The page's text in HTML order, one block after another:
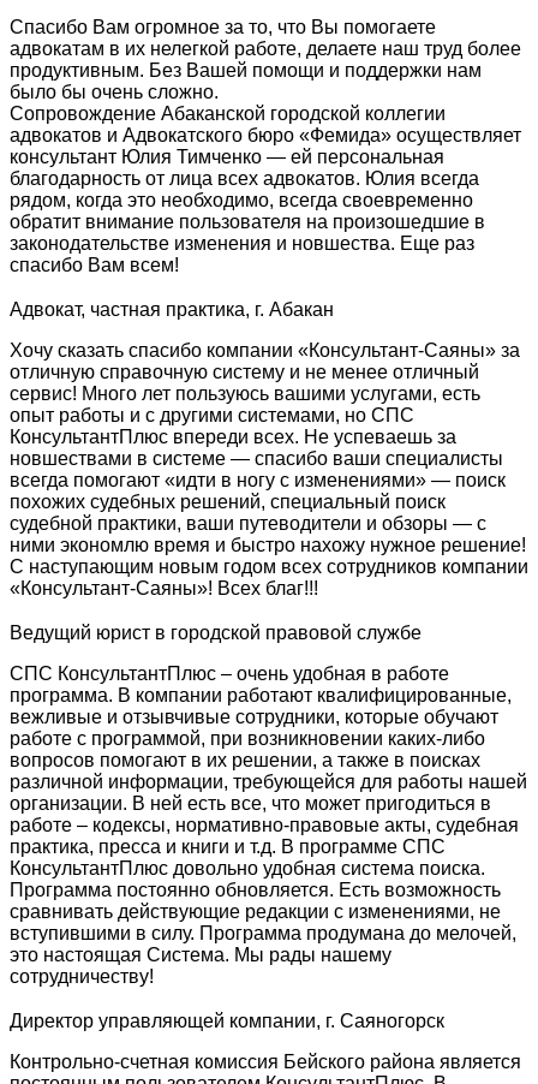
Спасибо Вам огромное за то, что Вы помогаете
адвокатам в их нелегкой работе, делаете наш труд более
продуктивным. Без Вашей помощи и поддержки нам
было бы очень сложно.
Сопровождение Абаканской городской коллегии
адвокатов и Адвокатского бюро «Фемида» осуществляет
консультант Юлия Тимченко — ей персональная
благодарность от лица всех адвокатов. Юлия всегда
рядом, когда это необходимо, всегда своевременно
обратит внимание пользователя на произошедшие в
законодательстве изменения и новшества. Еще раз
спасибо Вам всем!
Адвокат, частная практика, г. Абакан
Хочу сказать спасибо компании «Консультант-Саяны» за
отличную справочную систему и не менее отличный
сервис! Много лет пользуюсь вашими услугами, есть
опыт работы и с другими системами, но СПС
КонсультантПлюс впереди всех. Не успеваешь за
новшествами в системе — спасибо ваши специалисты
всегда помогают «идти в ногу с изменениями» — поиск
похожих судебных решений, специальный поиск
судебной практики, ваши путеводители и обзоры — с
ними экономлю время и быстро нахожу нужное решение!
С наступающим новым годом всех сотрудников компании
«Консультант-Саяны»! Всех благ!!!
Ведущий юрист в городской правовой службе
СПС КонсультантПлюс – очень удобная в работе
программа. В компании работают квалифицированные,
вежливые и отзывчивые сотрудники, которые обучают
работе с программой, при возникновении каких-либо
вопросов помогают в их решении, а также в поисках
различной информации, требующейся для работы нашей
организации. В ней есть все, что может пригодиться в
работе – кодексы, нормативно-правовые акты, судебная
практика, пресса и книги и т.д. В программе СПС
КонсультантПлюс довольно удобная система поиска.
Программа постоянно обновляется. Есть возможность
сравнивать действующие редакции с изменениями, не
вступившими в силу. Программа продумана до мелочей,
это настоящая Система. Мы рады нашему
сотрудничеству!
Директор управляющей компании, г. Саяногорск
Контрольно-счетная комиссия Бейского района является